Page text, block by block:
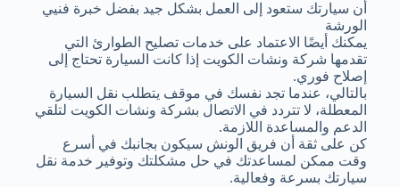
أن سيارتك ستعود إلى العمل بشكل جيد بفضل خبرة فنيي
الورشة
يمكنك أيضًا الاعتماد على خدمات تصليح الطوارئ التي
تقدمها شركة ونشات الكويت إذا كانت السيارة تحتاج إلى
إصلاح فوري.
بالتالي، عندما تجد نفسك في موقف يتطلب نقل السيارة
المعطلة، لا تتردد في الاتصال بشركة ونشات الكويت لتلقي
الدعم والمساعدة اللازمة.
كن على ثقة أن فريق الونش سيكون بجانبك في أسرع
وقت ممكن لمساعدتك في حل مشكلتك وتوفير خدمة نقل
سيارتك بسرعة وفعالية.